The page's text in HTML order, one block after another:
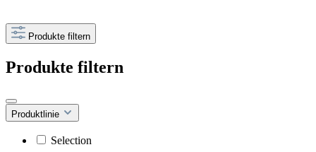
Produkte filtern
Produkte filtern
Produktlinie
Selection